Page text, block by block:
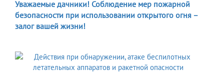
Уважаемые дачники! Соблюдение мер пожарной
безопасности при использовании открытого огня –
залог вашей жизни!